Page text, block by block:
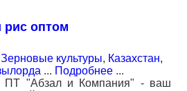
оптом
культуры, Казахстан,
... Подробнее ...
"Абзал и Компания" - ваш